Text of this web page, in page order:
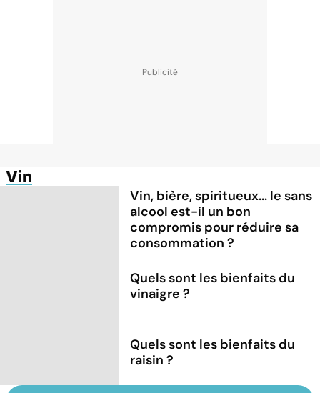
Vin
Vin, bière, spiritueux... le sans
alcool est-il un bon
compromis pour réduire sa
consommation ?
Quels sont les bienfaits du
vinaigre ?
Quels sont les bienfaits du
raisin ?